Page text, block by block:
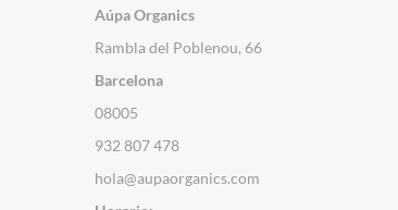
Aúpa Organics
Rambla del Poblenou, 66
Barcelona
08005
932 807 478
hola@aupaorganics.com